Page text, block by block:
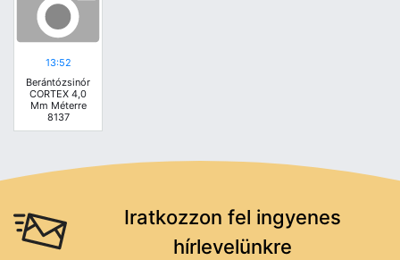
13:52
Berántózsinór
CORTEX 4,0
Mm Méterre
8137
Iratkozzon fel ingyenes
hírlevelünkre